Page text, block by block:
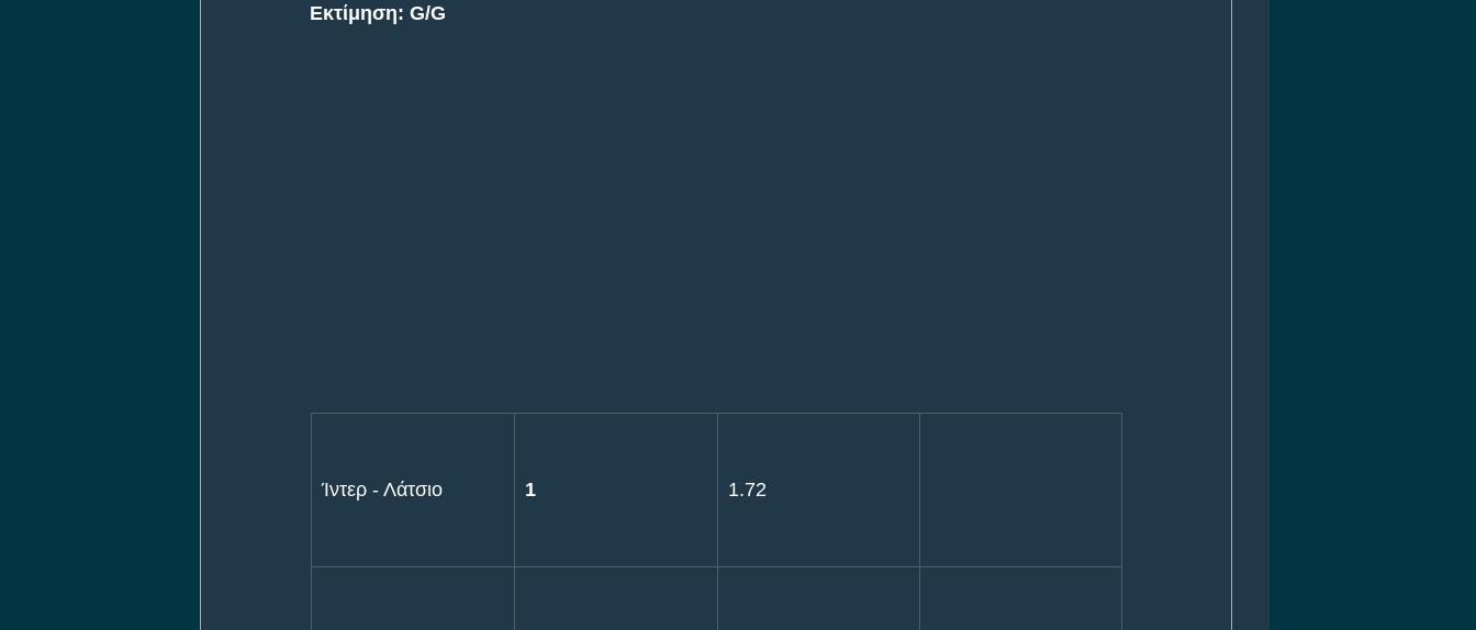
Εκτίμηση: G/G
Ίντερ - Λάτσιο 1 1.72